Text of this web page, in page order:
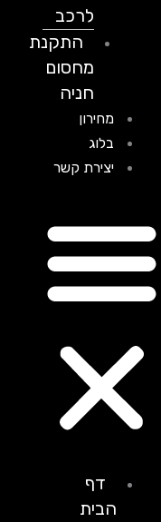
לרכב
התקנת
מחסום
חניה
מחירון
בלוג
יצירת קשר
דף
הבית